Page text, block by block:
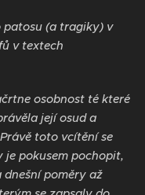
patosu (a tragiky) v
v textech
osobnost té které
její osud a
toto vcítění se
je pokusem pochopit,
poměry až